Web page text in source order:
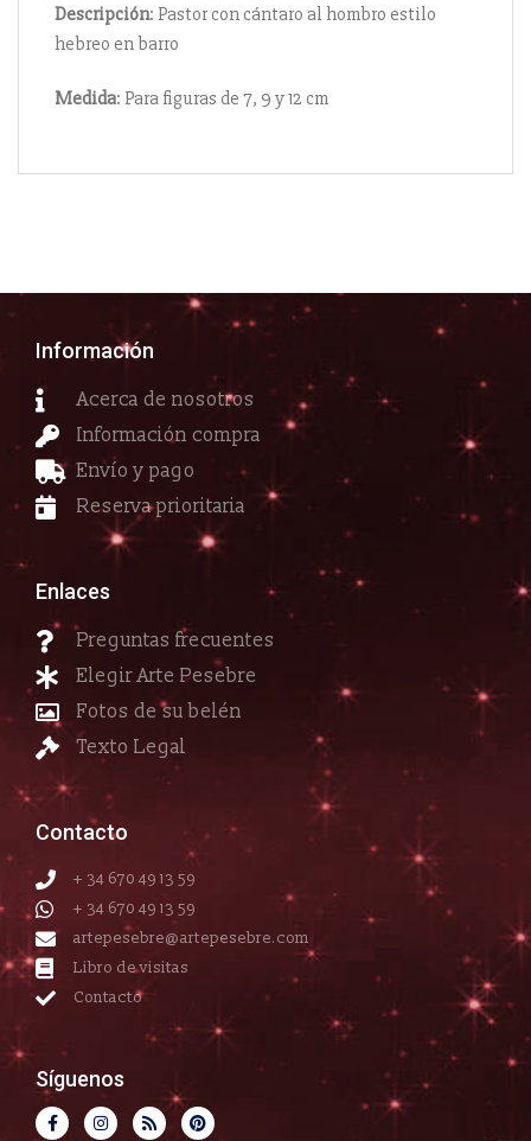
Descripción: Pastor con cántaro al hombro estilo
hebreo en barro
Medida: Para figuras de 7, 9 y 12 cm
Información
Acerca de nosotros
Información compra
Envío y pago
Reserva prioritaria
Enlaces
Preguntas frecuentes
Elegir Arte Pesebre
Fotos de su belén
Texto Legal
Contacto
+ 34 670 49 13 59
+ 34 670 49 13 59
artepesebre@artepesebre.com
Libro de visitas
Contacto
Síguenos